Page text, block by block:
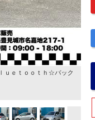
ｅｔｏｏｔｈ☆バック